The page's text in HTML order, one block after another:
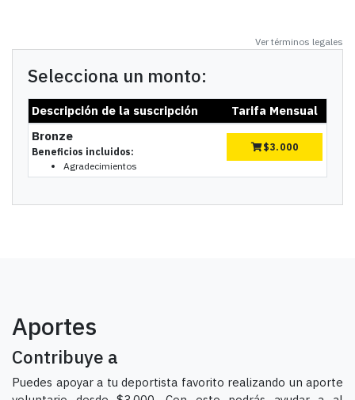
Ver términos legales
Selecciona un monto:
Descripción de la suscripción
Tarifa Mensual
Bronze
Beneficios incluidos:
Agradecimientos
$3.000
Aportes
Contribuye a
Puedes apoyar a tu deportista favorito realizando un aporte